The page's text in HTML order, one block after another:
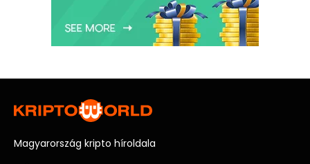
Magyarország kripto híroldala